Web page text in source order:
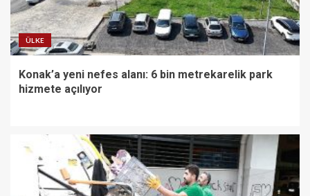
ÜLKE
Konak’a yeni nefes alanı: 6 bin metrekarelik park
hizmete açılıyor